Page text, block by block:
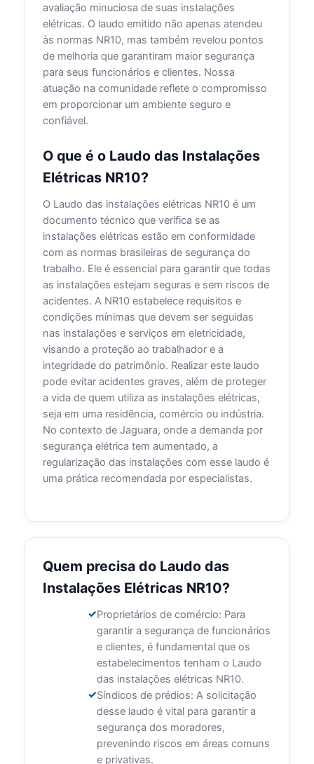
avaliação minuciosa de suas instalações
elétricas. O laudo emitido não apenas atendeu
às normas NR10, mas também revelou pontos
de melhoria que garantiram maior segurança
para seus funcionários e clientes. Nossa
atuação na comunidade reflete o compromisso
em proporcionar um ambiente seguro e
confiável.
O que é o Laudo das Instalações
Elétricas NR10?
O Laudo das instalações elétricas NR10 é um
documento técnico que verifica se as
instalações elétricas estão em conformidade
com as normas brasileiras de segurança do
trabalho. Ele é essencial para garantir que todas
as instalações estejam seguras e sem riscos de
acidentes. A NR10 estabelece requisitos e
condições mínimas que devem ser seguidas
nas instalações e serviços em eletricidade,
visando a proteção ao trabalhador e a
integridade do patrimônio. Realizar este laudo
pode evitar acidentes graves, além de proteger
a vida de quem utiliza as instalações elétricas,
seja em uma residência, comércio ou indústria.
No contexto de Jaguara, onde a demanda por
segurança elétrica tem aumentado, a
regularização das instalações com esse laudo é
uma prática recomendada por especialistas.
Quem precisa do Laudo das
Instalações Elétricas NR10?
Proprietários de comércio: Para
garantir a segurança de funcionários
e clientes, é fundamental que os
estabelecimentos tenham o Laudo
das instalações elétricas NR10.
Síndicos de prédios: A solicitação
desse laudo é vital para garantir a
segurança dos moradores,
prevenindo riscos em áreas comuns
e privativas.